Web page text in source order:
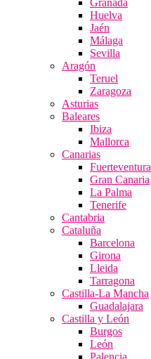
Granada
Huelva
Jaén
Málaga
Sevilla
Aragón
Teruel
Zaragoza
Asturias
Baleares
Ibiza
Mallorca
Canarias
Fuerteventura
Gran Canaria
La Palma
Tenerife
Cantabria
Cataluña
Barcelona
Girona
Lleida
Tarragona
Castilla-La Mancha
Guadalajara
Castilla y León
Burgos
León
Palencia